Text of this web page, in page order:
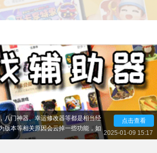
升级和进阶或者冲上榜首，那一定少
工具，游戏辅助器是精品下载站专门
游戏辅助工具，包含了各种类型的游
，软件中除了拥有最新的游戏资讯和
包可以领取，像gg修改器最新版本，
八门神器、幸运修改器等都是相当经
版本等相关原因会云掉一些功能，如
类软件的功能很强大，小编这里建议
点击查看
2025-01-09 15:17